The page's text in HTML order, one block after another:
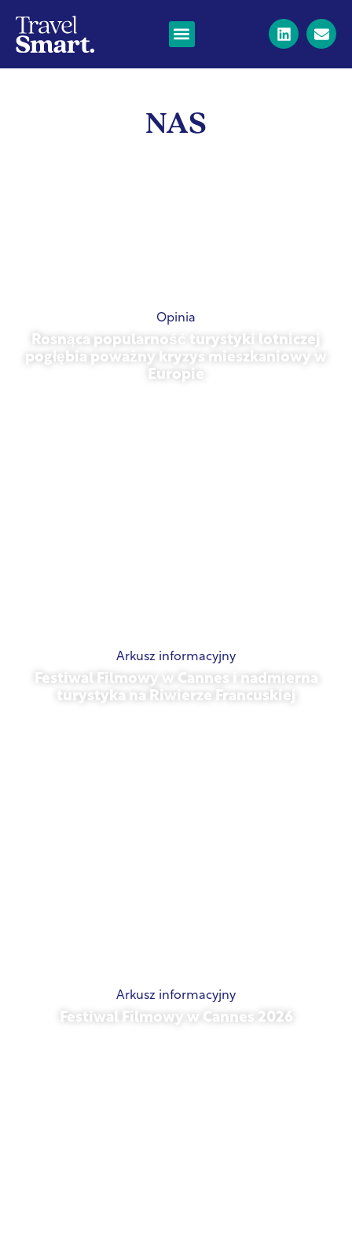
NAS
Opinia
Rosnąca popularność turystyki lotniczej
pogłębia poważny kryzys mieszkaniowy w
Europie
Arkusz informacyjny
Festiwal Filmowy w Cannes i nadmierna
turystyka na Riwierze Francuskiej
Arkusz informacyjny
Festiwal Filmowy w Cannes 2026